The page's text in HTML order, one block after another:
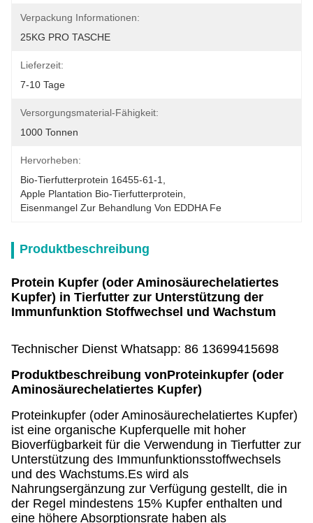
Verpackung Informationen:
25KG PRO TASCHE
Lieferzeit:
7-10 Tage
Versorgungsmaterial-Fähigkeit:
1000 Tonnen
Hervorheben:
Bio-Tierfutterprotein 16455-61-1
Apple Plantation Bio-Tierfutterprotein
Eisenmangel Zur Behandlung Von EDDHA Fe
Produktbeschreibung
Protein Kupfer (oder Aminosäurechelatiertes
Kupfer) in Tierfutter zur Unterstützung der
Immunfunktion Stoffwechsel und Wachstum
Technischer Dienst Whatsapp: 86 13699415698
Produktbeschreibung vonProteinkupfer (oder
Aminosäurechelatiertes Kupfer)
Proteinkupfer (oder Aminosäurechelatiertes Kupfer)
ist eine organische Kupferquelle mit hoher
Bioverfügbarkeit für die Verwendung in Tierfutter zur
Unterstützung des Immunfunktionsstoffwechsels
und des Wachstums.Es wird als
Nahrungsergänzung zur Verfügung gestellt, die in
der Regel mindestens 15% Kupfer enthalten und
eine höhere Absorptionsrate haben als